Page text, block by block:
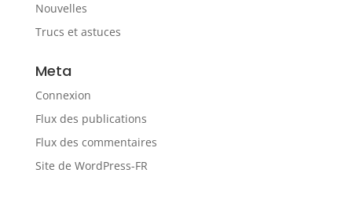
Nouvelles
Trucs et astuces
Meta
Connexion
Flux des publications
Flux des commentaires
Site de WordPress-FR